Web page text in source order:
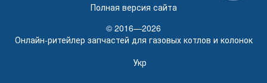
Полная версия сайта
© 2016—2026
Онлайн-ритейлер запчастей для газовых котлов и колонок
Укр